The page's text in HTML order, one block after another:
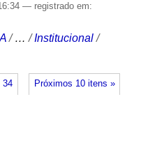
— registrado em:
/…/Institucional /
Próximos 10 itens »
34